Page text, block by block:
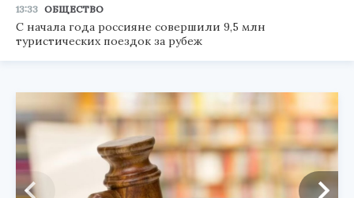
13:33 ОБЩЕСТВО
С начала года россияне совершили 9,5 млн
туристических поездок за рубеж